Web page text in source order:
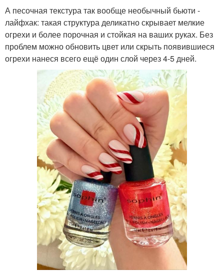
А песочная текстура так вообще необычный бьюти -
лайфхак: такая структура деликатно скрывает мелкие
огрехи и более порочная и стойкая на ваших руках. Без
проблем можно обновить цвет или скрыть появившиеся
огрехи нанеся всего ещё один слой через 4-5 дней.